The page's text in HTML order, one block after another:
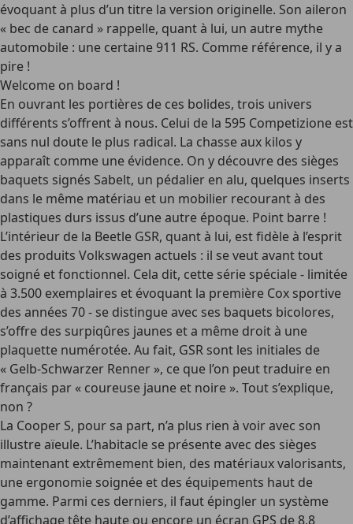
évoquant à plus d’un titre la version originelle. Son aileron
« bec de canard » rappelle, quant à lui, un autre mythe
automobile : une certaine 911 RS. Comme référence, il y a
pire !
Welcome on board !
En ouvrant les portières de ces bolides, trois univers
différents s’offrent à nous. Celui de la 595 Competizione est
sans nul doute le plus radical. La chasse aux kilos y
apparaît comme une évidence. On y découvre des sièges
baquets signés Sabelt, un pédalier en alu, quelques inserts
dans le même matériau et un mobilier recourant à des
plastiques durs issus d’une autre époque. Point barre !
L’intérieur de la Beetle GSR, quant à lui, est fidèle à l’esprit
des produits Volkswagen actuels : il se veut avant tout
soigné et fonctionnel. Cela dit, cette série spéciale - limitée
à 3.500 exemplaires et évoquant la première Cox sportive
des années 70 - se distingue avec ses baquets bicolores,
s’offre des surpiqûres jaunes et a même droit à une
plaquette numérotée. Au fait, GSR sont les initiales de
« Gelb-Schwarzer Renner », ce que l’on peut traduire en
français par « coureuse jaune et noire ». Tout s’explique,
non ?
La Cooper S, pour sa part, n’a plus rien à voir avec son
illustre aïeule. L’habitacle se présente avec des sièges
maintenant extrêmement bien, des matériaux valorisants,
une ergonomie soignée et des équipements haut de
gamme. Parmi ces derniers, il faut épingler un système
d’affichage tête haute ou encore un écran GPS de 8,8